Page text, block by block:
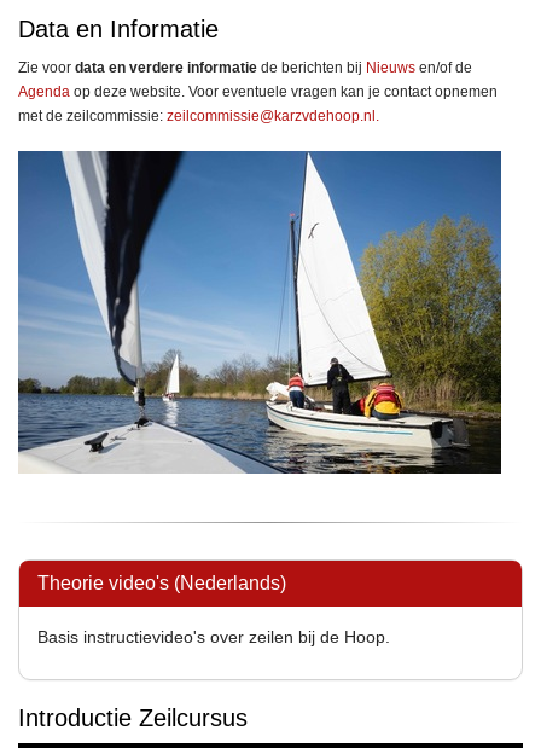
Data en Informatie
Zie voor data en verdere informatie de berichten bij Nieuws en/of de
Agenda op deze website. Voor eventuele vragen kan je contact opnemen
met de zeilcommissie: eissimmocliez@karzvdehoop.nl.
Theorie video's (Nederlands)
Basis instructievideo's over zeilen bij de Hoop.
Introductie Zeilcursus